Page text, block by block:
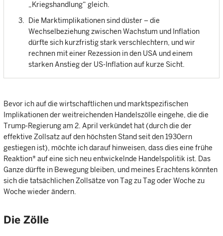
„Kriegshandlung“ gleich.
Die Marktimplikationen sind düster – die
Wechselbeziehung zwischen Wachstum und Inflation
dürfte sich kurzfristig stark verschlechtern, und wir
rechnen mit einer Rezession in den USA und einem
starken Anstieg der US-Inflation auf kurze Sicht.
Bevor ich auf die wirtschaftlichen und marktspezifischen
Implikationen der weitreichenden Handelszölle eingehe, die die
Trump-Regierung am 2. April verkündet hat (durch die der
effektive Zollsatz auf den höchsten Stand seit den 1930ern
gestiegen ist), möchte ich darauf hinweisen, dass dies eine frühe
Reaktion* auf eine sich neu entwickelnde Handelspolitik ist. Das
Ganze dürfte in Bewegung bleiben, und meines Erachtens könnten
sich die tatsächlichen Zollsätze von Tag zu Tag oder Woche zu
Woche wieder ändern.
Die Zölle